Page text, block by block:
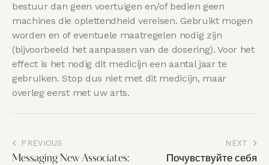
bestuur dan geen voertuigen en/of bedien geen
machines die oplettendheid vereisen. Gebruikt mogen
worden en of eventuele maatregelen nodig zijn
(bijvoorbeeld het aanpassen van de dosering). Voor het
effect is het nodig dit medicijn een aantal jaar te
gebruiken. Stop dus niet met dit medicijn, maar
overleg eerst met uw arts.
PREVIOUS
Messaging New Associates:
NEXT
Почувствуйте себя